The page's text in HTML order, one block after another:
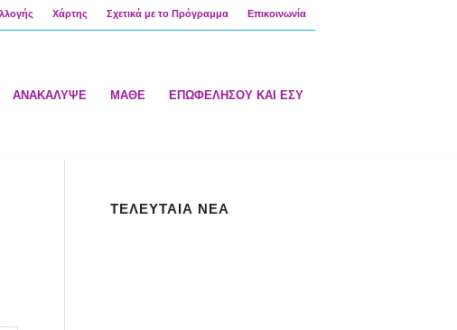
Χάρτης Σχετικά με το Πρόγραμμα Επικοινωνία
ΑΝΑΚΑΛΥΨΕ ΜΑΘΕ ΕΠΩΦΕΛΗΣΟΥ ΚΑΙ ΕΣΥ
ΤΕΛΕΥΤΑΙΑ ΝΕΑ